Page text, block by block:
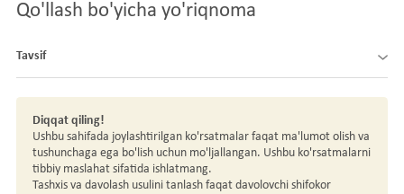
Qo'llash bo'yicha yo'riqnoma
Tavsif
Diqqat qiling!
Ushbu sahifada joylashtirilgan ko'rsatmalar faqat ma'lumot olish va
tushunchaga ega bo'lish uchun mo'ljallangan. Ushbu ko'rsatmalarni
tibbiy maslahat sifatida ishlatmang.
Tashxis va davolash usulini tanlash faqat davolovchi shifokor